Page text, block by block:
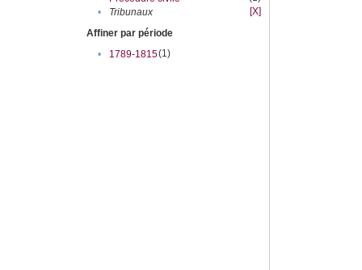
•
Tribunaux
[X]
Affiner par période
•
1789-1815(1)